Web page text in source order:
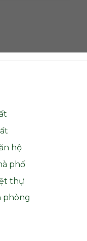
hộ
phố
thự
phòng